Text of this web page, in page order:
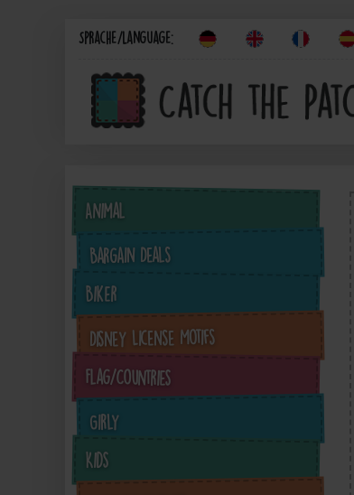
Sprache/Language:
Animal
Bargain Deals
Biker
Disney License Motifs
Flag/Countries
Girly
Kids